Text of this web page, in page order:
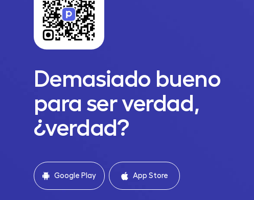
Demasiado bueno
para ser verdad,
¿verdad?
Google Play App Store